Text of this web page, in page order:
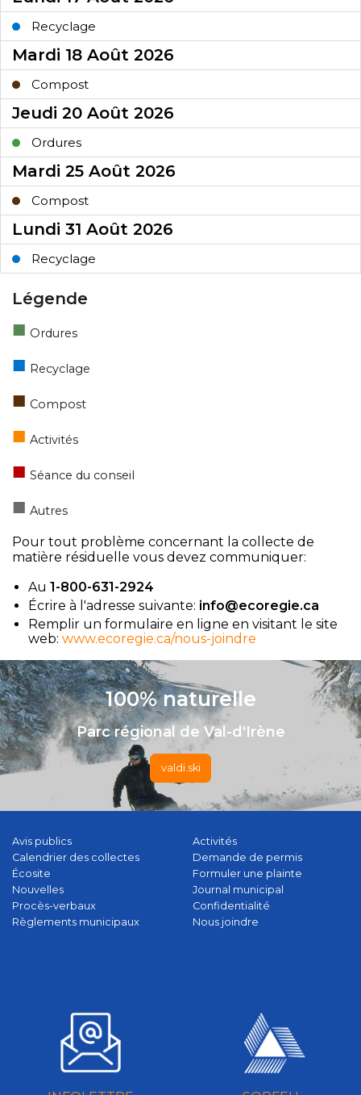
Légende
■ Ordures
■ Recyclage
■ Compost
■ Activités
■ Séance du conseil
■ Autres
Pour tout problème concernant la collecte de
matière résiduelle vous devez communiquer:
Au 1-800-631-2924
Écrire à l'adresse suivante: info@ecoregie.ca
Remplir un formulaire en ligne en visitant le site
web: www.ecoregie.ca/nous-joindre
100% naturelle
Parc régional de Val-d'Irène
valdi.ski
Avis publics
Calendrier des collectes
Écosite
Nouvelles
Procès-verbaux
Règlements municipaux
Activités
Demande de permis
Formuler une plainte
Journal municipal
Confidentialité
Nous joindre